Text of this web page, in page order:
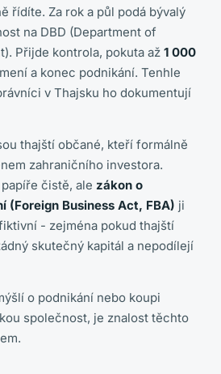
řídíte. Za rok a půl podá bývalý
na DBD (Department of
Přijde kontrola, pokuta až 1 000
a konec podnikání. Tenhle
v Thajsku ho dokumentují
thajští občané, kteří formálně
zahraničního investora.
čistě, ale zákon o
(Foreign Business Act, FBA) ji
- zejména pokud thajští
skutečný kapitál a nepodílejí
o podnikání nebo koupi
společnost, je znalost těchto